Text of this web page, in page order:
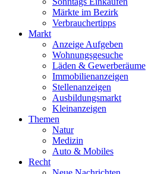
Märkte im Bezirk
Verbrauchertipps
Markt
Anzeige Aufgeben
Wohnungsgesuche
Läden & Gewerberäume
Immobilienanzeigen
Stellenanzeigen
Ausbildungsmarkt
Kleinanzeigen
Themen
Natur
Medizin
Auto & Mobiles
Recht